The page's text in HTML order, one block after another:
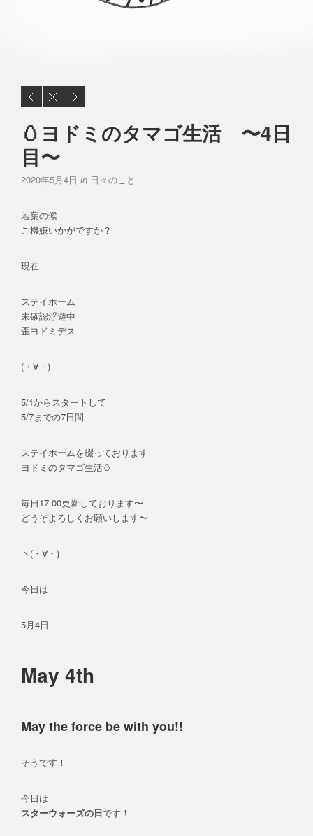
🥚ヨドミのタマゴ生活 〜4日
目〜
2020年5月4日 in 日々のこと
若葉の候
ご機嫌いかがですか？
現在
ステイホーム
未確認浮遊中
歪ヨドミデス
(・∀・)
5/1からスタートして
5/7までの7日間
ステイホームを綴っております
ヨドミのタマゴ生活🥚
毎日17:00更新しております〜
どうぞよろしくお願いします〜
ヽ(・∀・)
今日は
5月4日
May 4th
May the force be with you!!
そうです！
今日は
スターウォーズの日です！